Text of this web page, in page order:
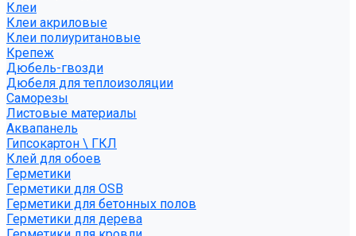
Клеи
Клеи акриловые
Клеи полиуритановые
Крепеж
Дюбель-гвозди
Дюбеля для теплоизоляции
Саморезы
Листовые материалы
Аквапанель
Гипсокартон \ ГКЛ
Клей для обоев
Герметики
Герметики для OSB
Герметики для бетонных полов
Герметики для дерева